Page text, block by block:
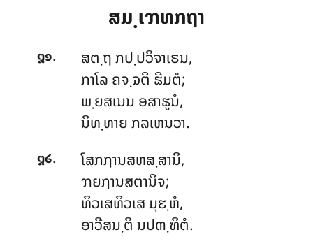
ສມ຺ເຠທກຖາ
໘໑. ສຕ຺ຖກປ຺ປວິຈາເຣນ,
ກາໂລ ຄຈ຺ຉຕິ ຘີມຕໍ;
ພ຺ຍສເນນ ອສາຘູນໍ,
ນິທ຺ທາຍ ກລເຫນວາ.
໘໒.
ໂສກຐານສຫສ຺ສານິ,
ຠຍຐານສຕານິຈ;
ທິວເສທິວເສ ມຸຬ຺ຫໍ,
ອາວີສນ຺ຕິ ນປຓ຺ຑິຕໍ.